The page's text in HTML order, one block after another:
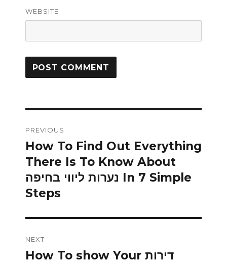
WEBSITE
navigation
PREVIOUS
Previous
post:
How To Find Out Everything
There Is To Know About
נערות ליווי בחיפה In 7 Simple
Steps
NEXT
Next
How To show Your דירות